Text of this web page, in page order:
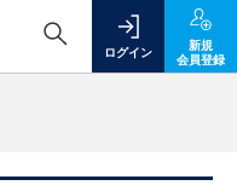
ログイン
新規
会員登録